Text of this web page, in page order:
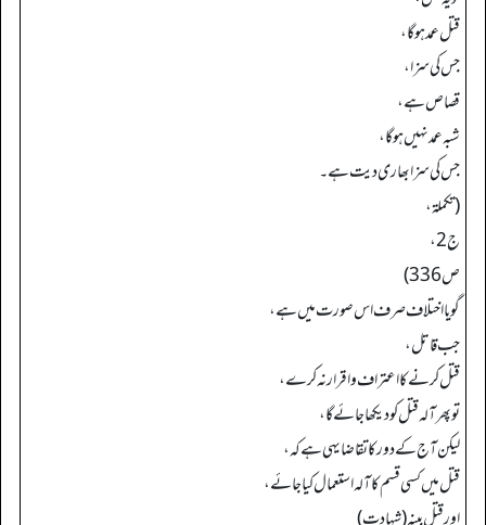
قتل عمد ہو گا،
جس کی سزا،
قصاص ہے،
شبہ عمد نہیں ہو گا،
جس کی سزا بھاری دیت ہے۔
(تکملة،
ج 2،
ص 336)
گویا اختلاف صرف اس صورت میں ہے،
جب قاتل،
قتل کرنے کا اعتراف و اقرار نہ کرے،
تو پھر آلہ قتل کو دیکھا جائے گا،
لیکن آج کے دور کا تقاضا یہی ہے کہ،
قتل میں کسی قسم کا آلہ استعمال کیا جائے،